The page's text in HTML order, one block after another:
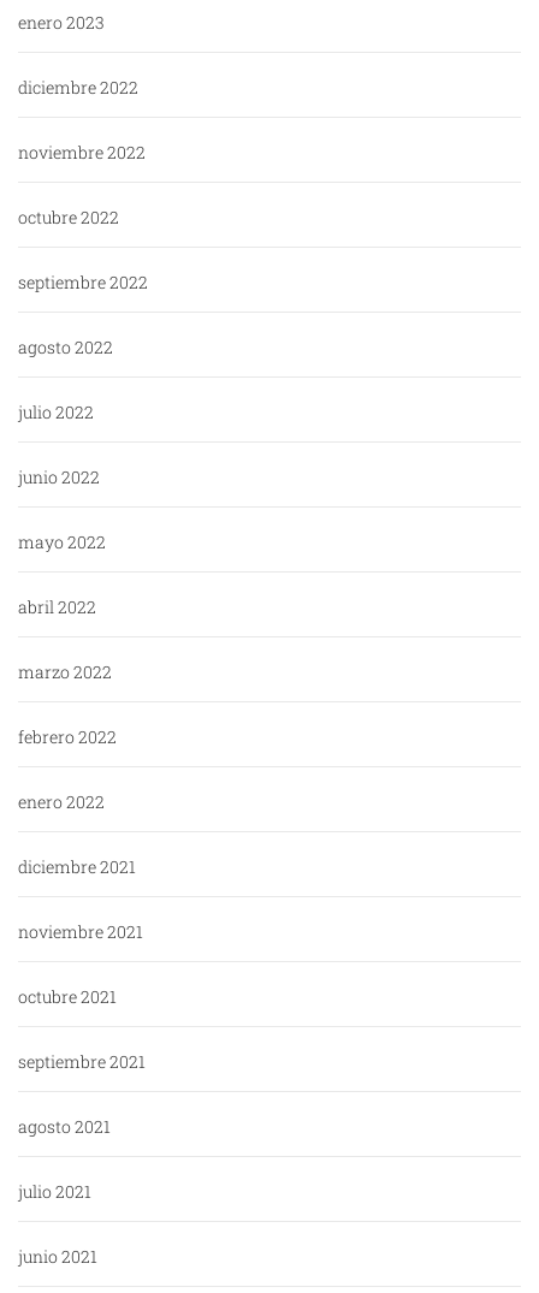
enero 2023
diciembre 2022
noviembre 2022
octubre 2022
septiembre 2022
agosto 2022
julio 2022
junio 2022
mayo 2022
abril 2022
marzo 2022
febrero 2022
enero 2022
diciembre 2021
noviembre 2021
octubre 2021
septiembre 2021
agosto 2021
julio 2021
junio 2021